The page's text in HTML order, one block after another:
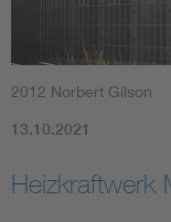
2012 Norbert Gilson
13.10.2021
Heizkraftwerk